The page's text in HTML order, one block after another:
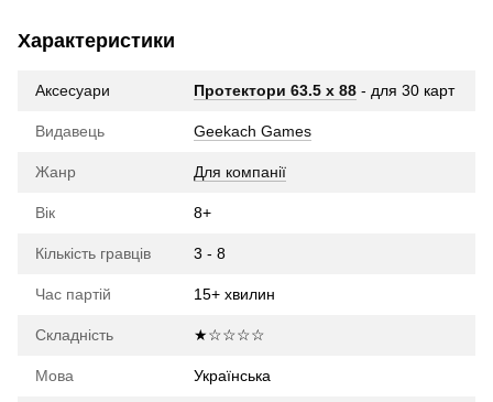
Характеристики
Аксесуари Протектори 63.5 х 88 - для 30 карт
Видавець Geekach Games
Жанр Для компанії
Вік 8+
Кількість гравців 3 - 8
Час партій 15+ хвилин
Складність ★☆☆☆☆
Мова Українська